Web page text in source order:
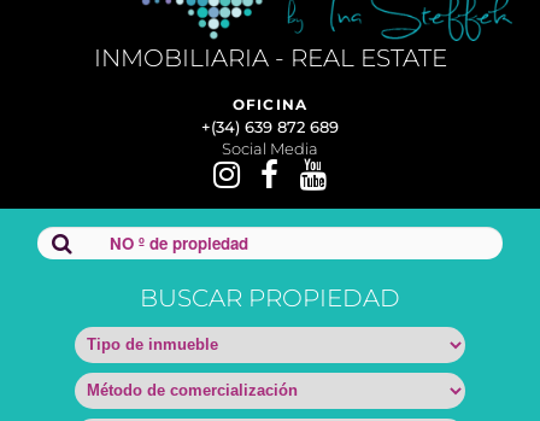
INMOBILIARIA - REAL ESTATE
OFICINA
+(34) 639 872 689
Social Media
BUSCAR PROPIEDAD